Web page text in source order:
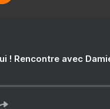
! Rencontre avec